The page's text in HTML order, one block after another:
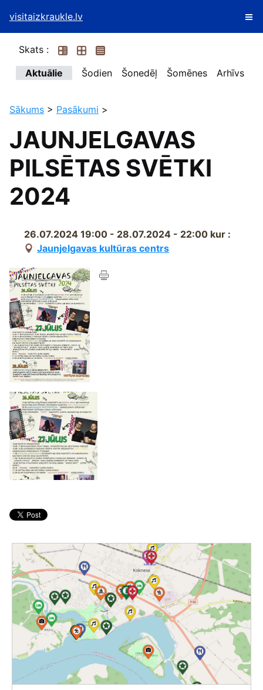
visitaizkraukle.lv
Skats :
Aktuālie
Šodien Šonedēļ Šomēnes Arhīvs
Sākums > Pasākumi >
JAUNJELGAVAS
PILSĒTAS SVĒTKI
2024
26.07.2024 19:00 - 28.07.2024 - 22:00 kur :
Jaunjelgavas kultūras centrs